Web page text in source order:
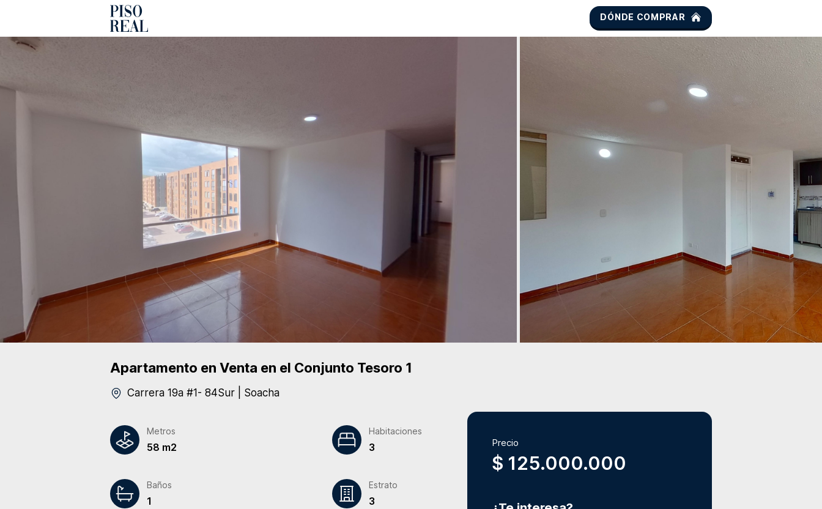
DÓNDE COMPRAR
Apartamento en Venta en el Conjunto Tesoro 1
Carrera 19a #1- 84Sur Soacha
Metros
58 m2
Habitaciones
3
Baños
1
Estrato
3
Precio
$ 125.000.000